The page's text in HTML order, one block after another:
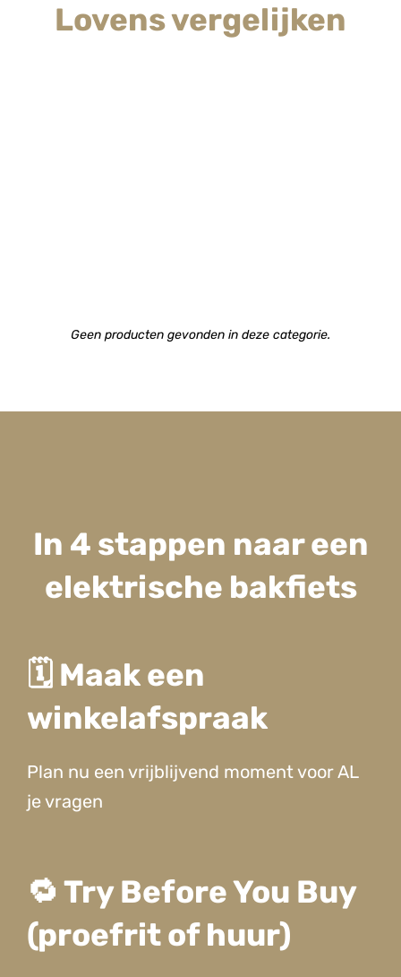
Lovens vergelijken
Geen producten gevonden in deze categorie.
In 4 stappen naar een
elektrische bakfiets
🗓️ Maak een
winkelafspraak
Plan nu een vrijblijvend moment voor AL
je vragen
🔁 Try Before You Buy
(proefrit of huur)